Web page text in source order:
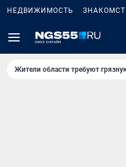
НЕДВИЖИМОСТЬ
Жители области требуют